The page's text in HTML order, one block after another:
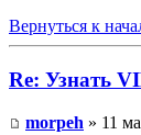
Вернуться к
Re: Узнать
morpeh » 11